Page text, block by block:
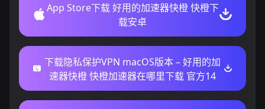
App Store下载 好用的加速器快橙 快橙下
载安卓
下载隐私保护VPN macOS版本 – 好用的加
速器快橙 快橙加速器在哪里下载 官方14